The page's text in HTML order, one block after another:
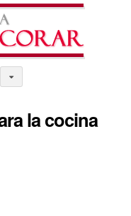
la cocina